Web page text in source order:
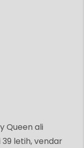
Queen ali
letih, vendar